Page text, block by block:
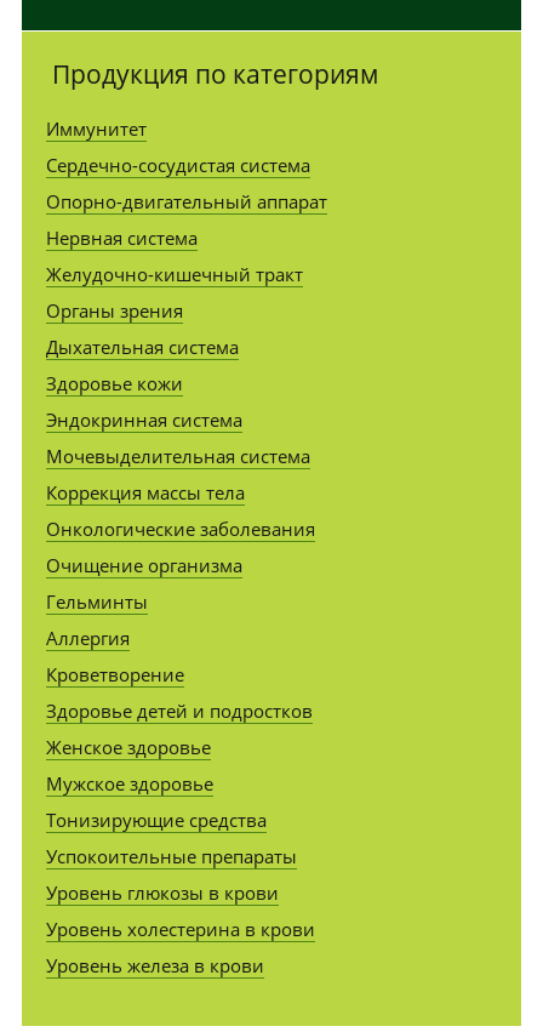
Продукция по категориям
Иммунитет
Сердечно-сосудистая система
Опорно-двигательный аппарат
Нервная система
Желудочно-кишечный тракт
Органы зрения
Дыхательная система
Здоровье кожи
Эндокринная система
Мочевыделительная система
Коррекция массы тела
Онкологические заболевания
Очищение организма
Гельминты
Аллергия
Кроветворение
Здоровье детей и подростков
Женское здоровье
Мужское здоровье
Тонизирующие средства
Успокоительные препараты
Уровень глюкозы в крови
Уровень холестерина в крови
Уровень железа в крови